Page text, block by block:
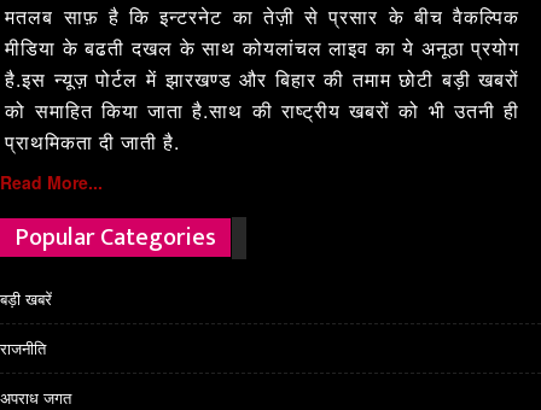
मतलब साफ़ है कि इन्टरनेट का तेज़ी से प्रसार के बीच वैकल्पिक
मीडिया के बढती दखल के साथ कोयलांचल लाइव का ये अनूठा प्रयोग
है.इस न्यूज़ पोर्टल में झारखण्ड और बिहार की तमाम छोटी बड़ी खबरों
को समाहित किया जाता है.साथ की राष्ट्रीय खबरों को भी उतनी ही
प्राथमिकता दी जाती है.
Read More...
Popular Categories
बड़ी खबरें
राजनीति
अपराध जगत